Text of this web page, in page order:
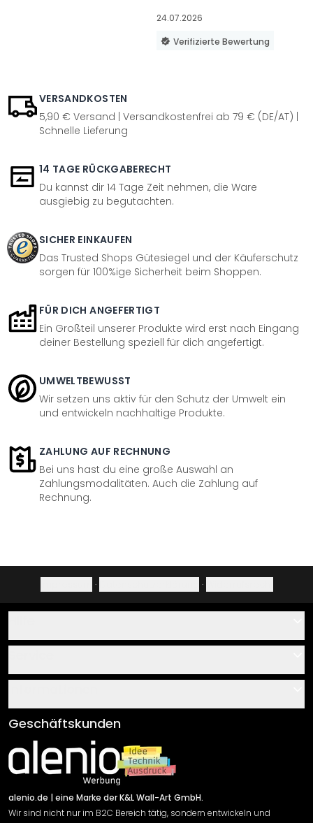
24.07.2026
Verifizierte Bewertung
VERSANDKOSTEN
5,90 € Versand | Versandkostenfrei ab 79 € (DE/AT) |
Schnelle Lieferung
14 TAGE RÜCKGABERECHT
Du kannst dir 14 Tage Zeit nehmen, die Ware
ausgiebig zu begutachten.
SICHER EINKAUFEN
Das Trusted Shops Gütesiegel und der Käuferschutz
sorgen für 100%ige Sicherheit beim Shoppen.
FÜR DICH ANGEFERTIGT
Ein Großteil unserer Produkte wird erst nach Eingang
deiner Bestellung speziell für dich angefertigt.
UMWELTBEWUSST
Wir setzen uns aktiv für den Schutz der Umwelt ein
und entwickeln nachhaltige Produkte.
ZAHLUNG AUF RECHNUNG
Bei uns hast du eine große Auswahl an
Zahlungsmodalitäten. Auch die Zahlung auf
Rechnung.
· ·
Über uns
Klebe- und Montageanleitungen
Newsletter An-/Abmeldung
Sendungsverfolgung
AGB
Impressum
Versand & Zahlung
Rücksendung
Widerrufsrecht
Geschäftskunden
alenio.de | eine Marke der K&L Wall-Art GmbH.
Wir sind nicht nur im B2C Bereich tätig, sondern entwickeln und